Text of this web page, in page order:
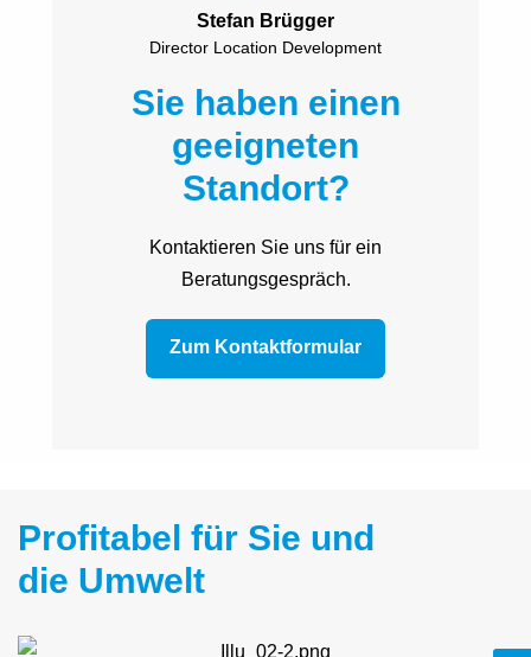
Stefan Brügger
Director Location Development
Sie haben einen
geeigneten
Standort?
Kontaktieren Sie uns für ein
Beratungsgespräch.
Zum Kontaktformular
Profitabel für Sie und
die Umwelt